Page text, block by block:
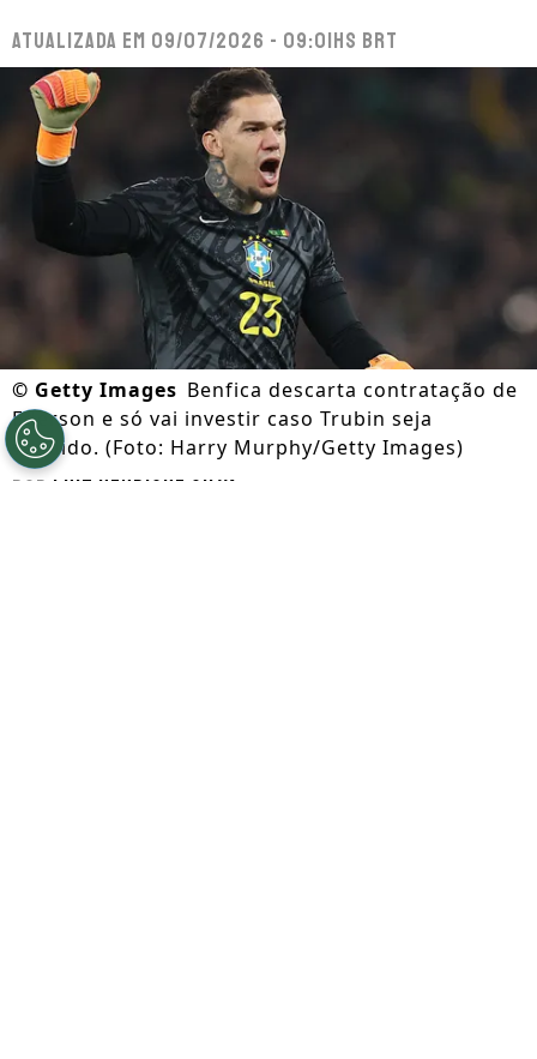
Atualizada em 09/07/2026 - 09:01hs BRT
© Getty Images Benfica descarta contratação de
Ederson e só vai investir caso Trubin seja
vendido. (Foto: Harry Murphy/Getty Images)
Por Luiz Henrique Silva